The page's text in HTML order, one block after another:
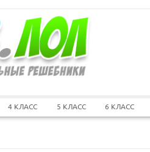
4 КЛАСС 5 КЛАСС 6 КЛАСС